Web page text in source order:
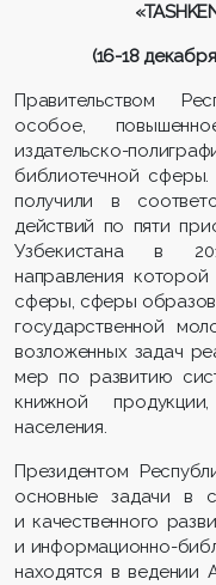
(16-18
Правительством
особое,
издательско-
библиотечной
получили в
действий по пяти
Узбекистана в
направления
сферы, сферы
государственной
возложенных задач
мер по развитию
книжной
населения.
Президентом
основные задачи в
и качественного
и информационно-
находятся в ведении